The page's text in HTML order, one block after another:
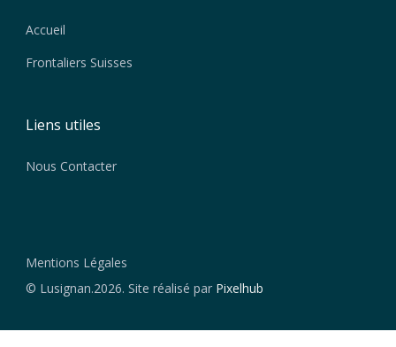
Accueil
Frontaliers Suisses
Liens utiles
Nous Contacter
© Lusignan.2026. Site réalisé par Pixelhub
Mentions Légales